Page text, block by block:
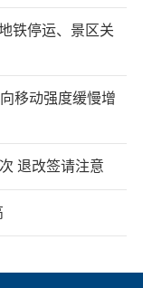
铁停运、景区关
移动强度缓慢增
退改签请注意